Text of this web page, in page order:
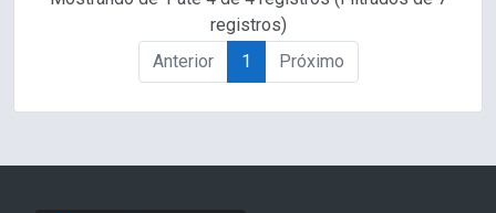
registros)
Anterior
1 Próximo